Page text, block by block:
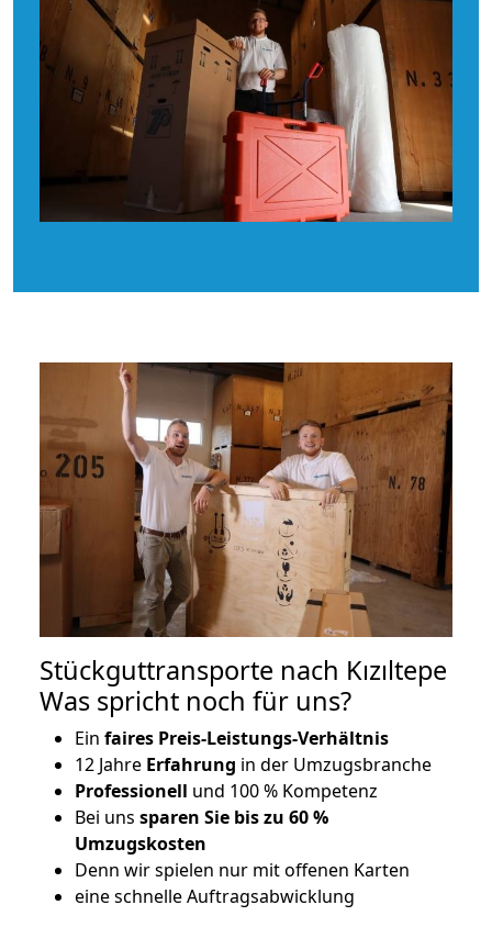
Stückguttransporte nach Kızıltepe
Was spricht noch für uns?
Ein faires Preis-Leistungs-Verhältnis
12 Jahre Erfahrung in der Umzugsbranche
Professionell und 100 % Kompetenz
Bei uns sparen Sie bis zu 60 %
Umzugskosten
Denn wir spielen nur mit offenen Karten
eine schnelle Auftragsabwicklung